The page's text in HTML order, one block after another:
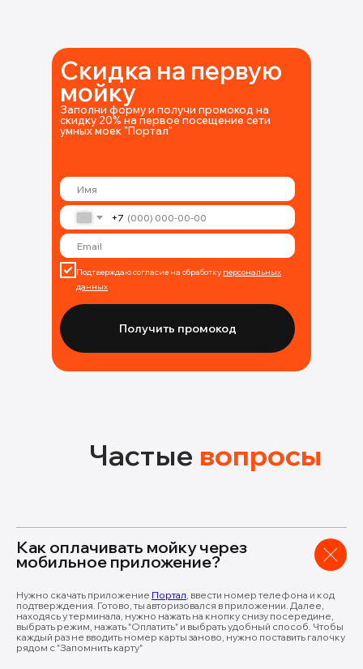
Скидка на первую
мойку
Заполни форму и получи промокод на
скидку 20% на первое посещение сети
умных моек "Портал"
Получить промокод
+7
Подтверждаю согласие на обработку персональных
данных
Частые вопросы
Как оплачивать мойку через
мобильное приложение?
Нужно скачать приложение Портал, ввести номер телефона и код
подтверждения. Готово, ты авторизовался в приложении. Далее,
находясь у терминала, нужно нажать на кнопку снизу посередине,
выбрать режим, нажать "Оплатить" и выбрать удобный способ. Чтобы
каждый раз не вводить номер карты заново, нужно поставить галочку
рядом с "Запомнить карту"